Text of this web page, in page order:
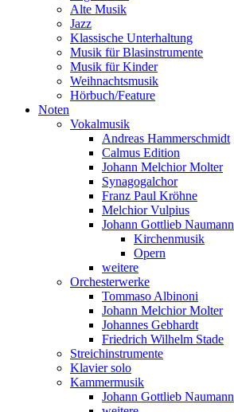
Alte Musik
Jazz
Klassische Unterhaltung
Musik für Blasinstrumente
Musik für Kinder
Weihnachtsmusik
Hörbuch/Feature
Noten
Vokalmusik
Andreas Hammerschmidt
Calmus Edition
Johann Melchior Molter
Synagogalchor
Franz Paul Kröhne
Melchior Vulpius
Johann Gottlieb Naumann
Kirchenmusik
Opern
weitere
Orchesterwerke
Tommaso Albinoni
Johann Melchior Molter
Johannes Gebhardt
Friedrich Wilhelm Stade
Streichinstrumente
Klavier solo
Kammermusik
Johann Gottlieb Naumann